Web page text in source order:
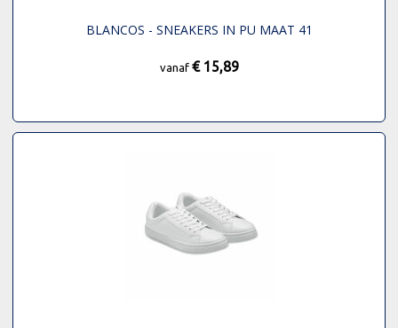
BLANCOS - SNEAKERS IN PU MAAT 41
vanaf € 15,89